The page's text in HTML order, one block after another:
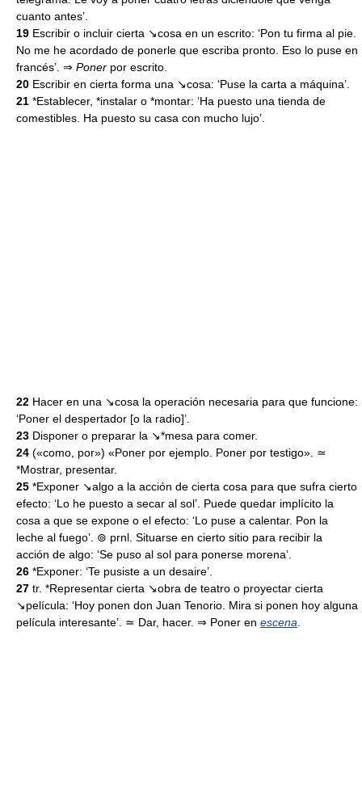
cuanto antes’.
19 Escribir o incluir cierta ↘cosa en un escrito: ‘Pon tu firma al pie.
No me he acordado de ponerle que escriba pronto. Eso lo puse en
francés’. ⇒ Poner por escrito.
20 Escribir en cierta forma una ↘cosa: ‘Puse la carta a máquina’.
21 *Establecer, *instalar o *montar: ‘Ha puesto una tienda de
comestibles. Ha puesto su casa con mucho lujo’.
22 Hacer en una ↘cosa la operación necesaria para que funcione:
‘Poner el despertador [o la radio]’.
23 Disponer o preparar la ↘*mesa para comer.
24 («como, por») «Poner por ejemplo. Poner por testigo». ≃
*Mostrar, presentar.
25 *Exponer ↘algo a la acción de cierta cosa para que sufra cierto
efecto: ‘Lo he puesto a secar al sol’. Puede quedar implícito la
cosa a que se expone o el efecto: ‘Lo puse a calentar. Pon la
leche al fuego’. ⊚ prnl. Situarse en cierto sitio para recibir la
acción de algo: ‘Se puso al sol para ponerse morena’.
26 *Exponer: ‘Te pusiste a un desaire’.
27 tr. *Representar cierta ↘obra de teatro o proyectar cierta
↘película: ‘Hoy ponen don Juan Tenorio. Mira si ponen hoy alguna
película interesante’. ≃ Dar, hacer. ⇒ Poner en escena